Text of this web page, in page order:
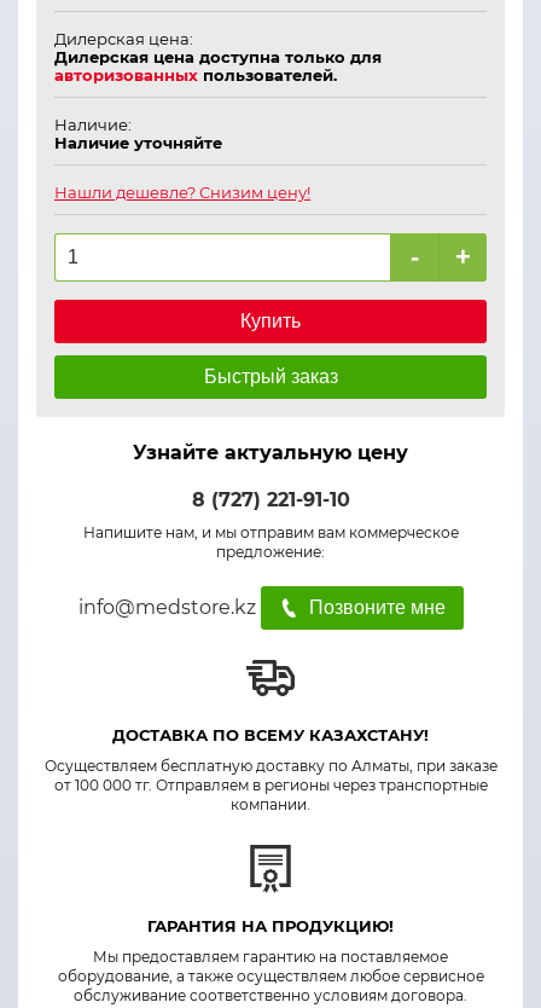
Дилерская цена:
Дилерская цена доступна только для
авторизованных пользователей.
Наличие:
Наличие уточняйте
Нашли дешевле? Снизим цену!
- +
Купить
Быстрый заказ
Узнайте актуальную цену
8 (727) 221-91-10
Напишите нам, и мы отправим вам коммерческое
предложение:
info@medstore.kz Позвоните мне
ДОСТАВКА ПО ВСЕМУ КАЗАХСТАНУ!
Осуществляем бесплатную доставку по Алматы, при заказе
от 100 000 тг. Отправляем в регионы через транспортные
компании.
ГАРАНТИЯ НА ПРОДУКЦИЮ!
Мы предоставляем гарантию на поставляемое
оборудование, а также осуществляем любое сервисное
обслуживание соответственно условиям договора.